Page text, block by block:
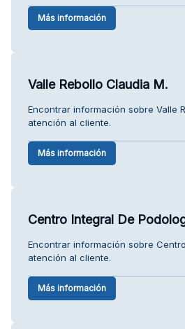
Más información
Valle Rebollo Claudia M.
Encontrar información sobre Valle
atención al cliente.
Más información
Centro Integral De
Encontrar información sobre
atención al cliente.
Más información